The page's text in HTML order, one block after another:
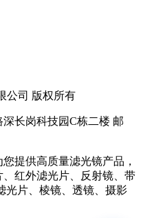
公司 版权所有
长岗科技园C栋二楼 邮
提供高质量滤光镜产品，
红外滤光片、反射镜、带
光片、棱镜、透镜、摄影